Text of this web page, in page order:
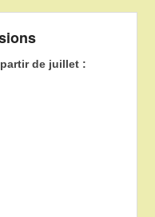
de juillet :